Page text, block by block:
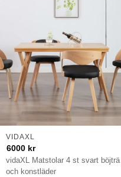
vidaXL Matstolar 4 st svart böjträ
och konstläder
VIDAXL
6000 kr